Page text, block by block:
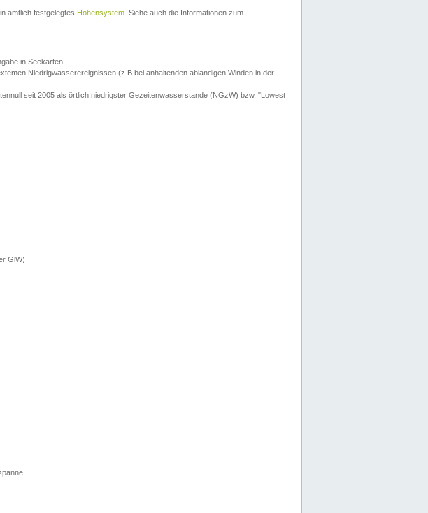
amtlich festgelegtes Höhensystem . Siehe auch die Informationen zum
in Seekarten.
Niedrigwasserereignissen (z.B bei anhaltenden ablandigen Winden in der
seit 2005 als örtlich niedrigster Gezeitenwasserstande (NGzW) bzw. "Lowest
GlW)